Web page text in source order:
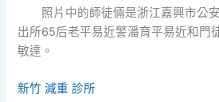
照片中的師徒倆是浙江嘉興市公
出所65后老平易近警潘育平易近和門
敏達。
新竹 減重 診所